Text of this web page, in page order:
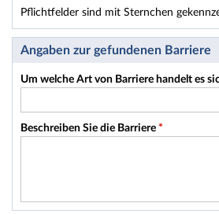
Pflichtfelder sind mit Sternchen
Dieses Formular enthält Pflichtfelder.
Angaben zur gefundenen Barriere
Um welche Art von Barriere handelt es
Beschreiben Sie die Barriere *